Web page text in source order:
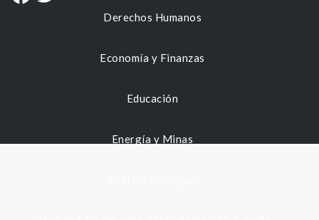
Derechos Humanos
Economía y Finanzas
Educación
Energía y Minas